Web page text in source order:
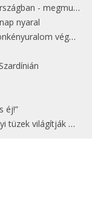
a 15 legjobbat
nyaral
végét jelentette
éj!”
meg Zugspitzét